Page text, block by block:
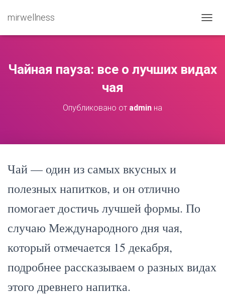
mirwellness
Чайная пауза: все о лучших видах
чая
Опубликовано от admin на
Чай — один из самых вкусных и
полезных напитков, и он отлично
помогает достичь лучшей формы. По
случаю Международного дня чая,
который отмечается 15 декабря,
подробнее рассказываем о разных видах
этого древнего напитка.